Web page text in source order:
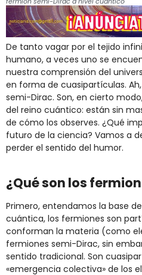
De tanto vagar por el tejido
humano, a veces uno se
nuestra comprensión del
en forma de cuasipartículas.
semi-Dirac. Son, en cierto
del reino cuántico: están sin
de cómo los observes. ¿Qué
futuro de la ciencia? Vamos a
perder el sentido del humor.
¿Qué son los
Primero, entendamos la base
cuántica, los fermiones son
conforman la materia (como
fermiones semi-Dirac, sin
sentido tradicional. Son
«emergencia colectiva» de los